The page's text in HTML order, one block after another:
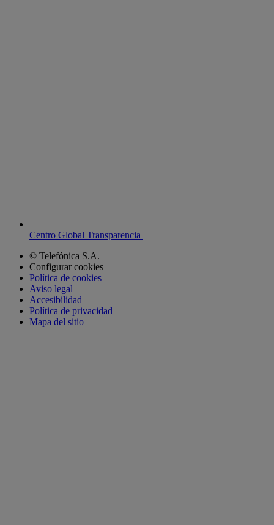
Centro Global Transparencia
© Telefónica S.A.
Configurar cookies
Política de cookies
Aviso legal
Accesibilidad
Política de privacidad
Mapa del sitio